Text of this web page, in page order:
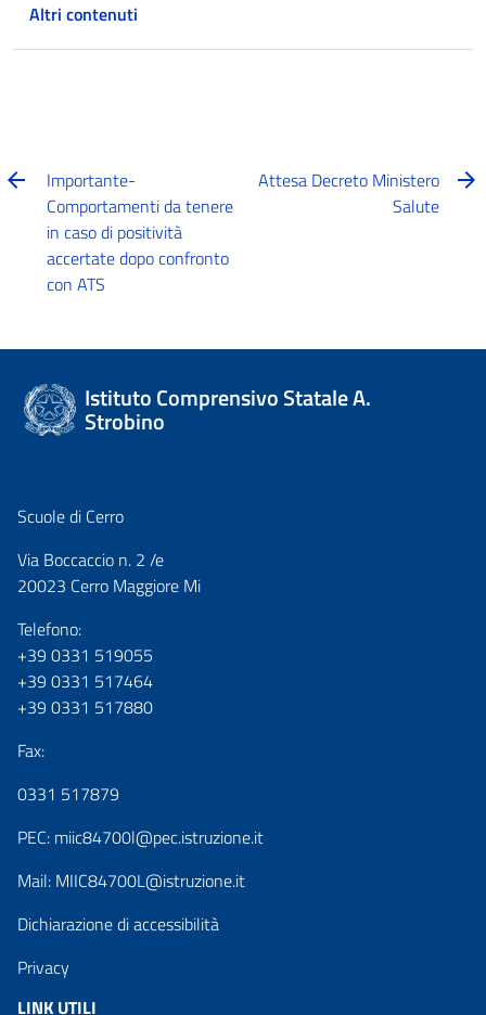
Altri contenuti
Importante-
Comportamenti da tenere
in caso di positività
accertate dopo confronto
con ATS
Attesa Decreto Ministero
Salute
Istituto Comprensivo Statale A.
Strobino
Scuole di Cerro
Via Boccaccio n. 2 /e
20023 Cerro Maggiore Mi
Telefono:
+39 0331 519055
+39 0331 517464
+39 0331 517880
Fax:
0331 517879
PEC: miic84700l@pec.istruzione.it
Mail: MIIC84700L@istruzione.it
Dichiarazione di accessibilità
Privacy
LINK UTILI